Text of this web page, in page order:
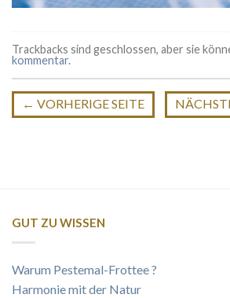
Trackbacks sind geschlossen, aber sie
kommentar.
← VORHERIGE SEITE
GUT ZU WISSEN
Warum Pestemal-Frottee ?
Harmonie mit der Natur